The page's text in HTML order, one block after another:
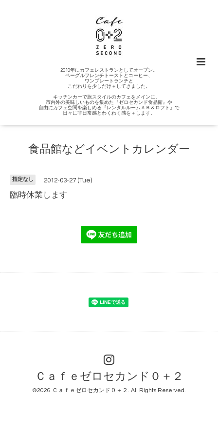
2010年にカフェレストランとしてオープン。
ベーグルフレンチトーストとコーヒー、
ワンプレートランチと
こだわりを少しだけ＋してきました。
キッチンカーで旅スタイルのカフェをメインに、
市内外の美味しいものを集めた『ゼロセカンド食品館』や
自由にカフェ空間を楽しめる『レンタルルームＡＢ＆ロフト』で
日々に非日常感とわくわく感を＋します。
食品館などイベントカレンダー
指定なし 2012-03-27 (Tue)
臨時休業します
Ｃａｆｅゼロセカンド０＋２
©2026 Ｃａｆｅゼロセカンド０＋２ . All Rights Reserved.